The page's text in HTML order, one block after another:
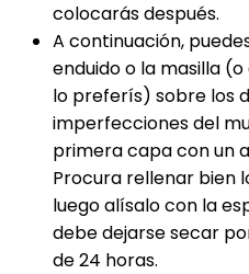
colocarás después.
A continuación,
enduido o la masilla (o
lo preferís) sobre los
imperfecciones del
primera capa con un
Procura rellenar bien
luego alísalo con la
debe dejarse secar
de 24 horas.